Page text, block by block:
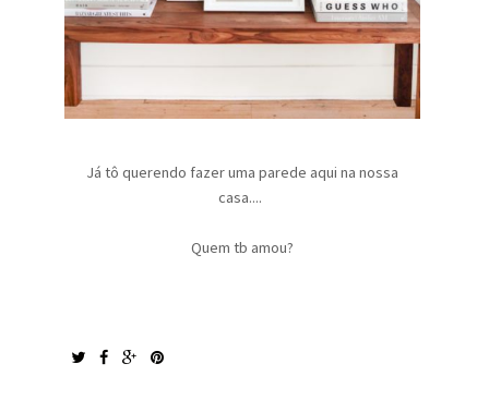
Já tô querendo fazer uma parede aqui na nossa
casa....
Quem tb amou?